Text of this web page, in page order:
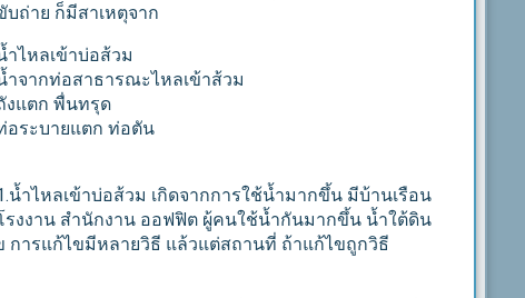
บถ่าย ก็มีสาเหตุจาก
ำไหลเข้าบ่อส้วม
ำจากท่อสาธารณะไหลเข้าส้วม
งแตก พื่นทรุด
อระบายแตก ท่อตัน
น้ำไหลเข้าบ่อส้วม เกิดจากการใช้น้ำมากขึ้น มีบ้านเรือน
รงงาน สำนักงาน ออฟฟิต ผู้คนใช้น้ำกันมากขึ้น น้ำใต้ดิน
การแก้ไขมีหลายวิธี แล้วแต่สถานที่ ถ้าแก้ไขถูกวิธี